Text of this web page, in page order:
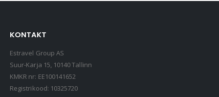
KONTAKT
Estravel Group AS
Suur-Karja 15, 10140 Tallinn
KMKR nr: EE100141652
Registrikood: 10325720